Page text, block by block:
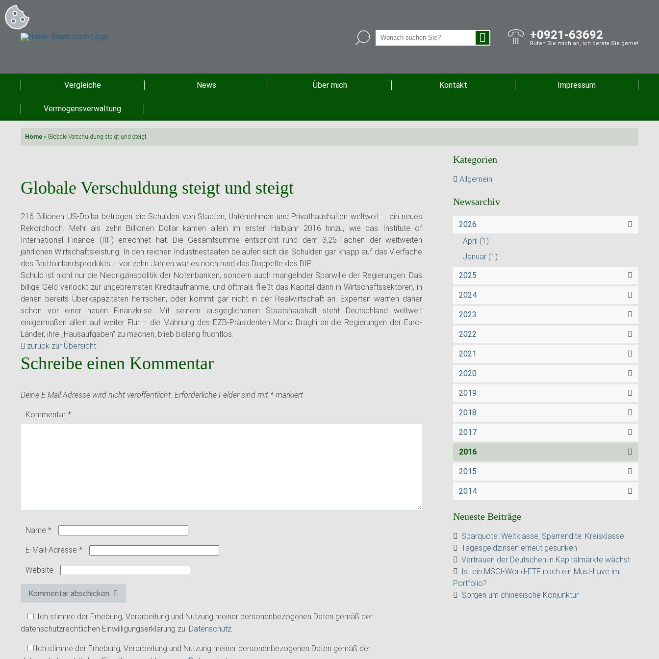
+0921-63692
Rufen Sie mich an, ich berate Sie gerne!
Vergleiche News Über mich Kontakt Impressum
Vermögensverwaltung
Home » Globale Verschuldung steigt und steigt
Globale Verschuldung steigt und steigt
216 Billionen US-Dollar betragen die Schulden von Staaten, Unternehmen und Privathaushalten weltweit – ein neues
Rekordhoch. Mehr als zehn Billionen Dollar kamen allein im ersten Halbjahr 2016 hinzu, wie das Institute of
International Finance (IIF) errechnet hat. Die Gesamtsumme entspricht rund dem 3,25-Fachen der weltweiten
jährlichen Wirtschaftsleistung. In den reichen Industriestaaten belaufen sich die Schulden gar knapp auf das Vierfache
des Bruttoinlandsprodukts – vor zehn Jahren war es noch rund das Doppelte des BIP.
Schuld ist nicht nur die Niedrigzinspolitik der Notenbanken, sondern auch mangelnder Sparwille der Regierungen. Das
billige Geld verlockt zur ungebremsten Kreditaufnahme, und oftmals fließt das Kapital dann in Wirtschaftssektoren, in
denen bereits Überkapazitäten herrschen, oder kommt gar nicht in der Realwirtschaft an. Experten warnen daher
schon vor einer neuen Finanzkrise. Mit seinem ausgeglichenen Staatshaushalt steht Deutschland weltweit
einigermaßen allein auf weiter Flur – die Mahnung des EZB-Präsidenten Mario Draghi an die Regierungen der Euro-
Länder, ihre „Hausaufgaben“ zu machen, blieb bislang fruchtlos.
zurück zur Übersicht
Schreibe einen Kommentar
Deine E-Mail-Adresse wird nicht veröffentlicht. Erforderliche Felder sind mit * markiert
Kommentar *
Name *
E-Mail-Adresse *
Website
Kommentar abschicken
Ich stimme der Erhebung, Verarbeitung und Nutzung meiner personenbezogenen Daten gemäß der
datenschutzrechtlichen Einwilligungserklärung zu. Datenschutz
Ich stimme der Erhebung, Verarbeitung und Nutzung meiner personenbezogenen Daten gemäß der
Kategorien
Allgemein
Newsarchiv
2026
April (1)
Januar (1)
2025
2024
2023
2022
2021
2020
2019
2018
2017
2016
2015
2014
Neueste Beiträge
Sparquote: Weltklasse, Sparrendite: Kreisklasse
Tagesgeldzinsen erneut gesunken
Vertrauen der Deutschen in Kapitalmärkte wächst
Ist ein MSCI-World-ETF noch ein Must-have im
Portfolio?
Sorgen um chinesische Konjunktur